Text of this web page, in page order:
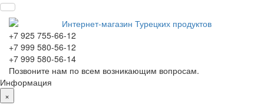
+7 925 755-66-12
+7 999 580-56-12
+7 999 580-56-14
Позвоните нам по всем возникающим вопросам.
Информация
×